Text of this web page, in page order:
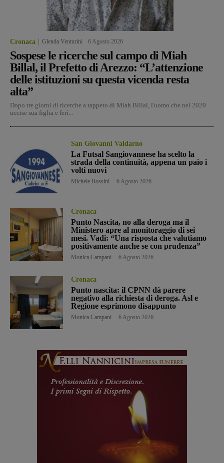
Cronaca Glenda Venturini 6 Agosto 2026
Sospese le ricerche sul campo di Miah
Billal, il Prefetto di Arezzo: “L’attenzione
delle istituzioni su questa vicenda resta
alta”
Dopo tre giorni di ricerche a tappeto di Miah Billal, l'uomo che nel 2020
uccise sua figlia e ferì...
San Giovanni Valdarno
La Futsal Sangiovannese ha scelto la
strada della continuità, appena un paio i
volti nuovi
Michele Bossini 6 Agosto 2026
Cronaca
Punto Nascita, no alla deroga ma il
Ministero apre al monitoraggio di sei
mesi. Vadi: “Una risposta che valutiamo
positivamente anche se con prudenza”
Monica Campani 6 Agosto 2026
Cronaca
Punto nascita: il CPNN dà parere
negativo alla richiesta di deroga. Asl e
Regione esprimono disappunto
Monica Campani 6 Agosto 2026